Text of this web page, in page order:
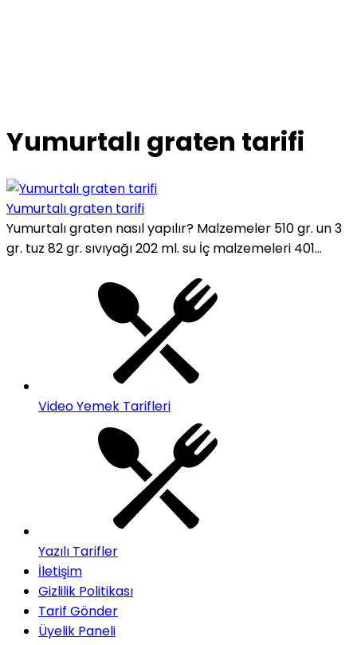
Yumurtalı graten tarifi
Yumurtalı graten tarifi
Yumurtalı graten nasıl yapılır? Malzemeler 510 gr. un 3
gr. tuz 82 gr. sıvıyağı 202 ml. su İç malzemeleri 401...
Video Yemek Tarifleri
Yazılı Tarifler
İletişim
Gizlilik Politikası
Tarif Gönder
Üyelik Paneli